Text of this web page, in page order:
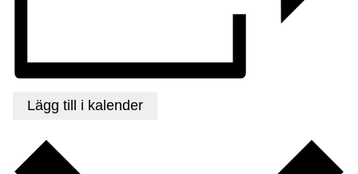
Lägg till i kalender